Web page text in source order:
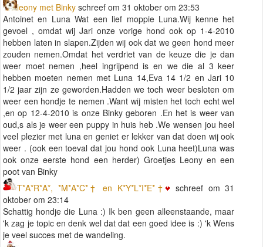
leony met Binky schreef om 31 oktober om 23:53
Antoinet en Luna Wat een lief moppie Luna.Wij kenne het
gevoel , omdat wij Jari onze vorige hond ook op 1-4-2010
hebben laten in slapen.Zijden wij ook dat we geen hond meer
zouden nemen.Omdat het verdriet van de keuze die je dan
weer moet nemen ,heel ingrijpend is en we die al 3 keer
hebben moeten nemen met Luna 14,Eva 14 1/2 en Jari 10
1/2 jaar zijn ze geworden.Hadden we toch weer besloten om
weer een hondje te nemen .Want wij misten het toch echt wel
,en op 12-4-2010 is onze Binky geboren .En het is weer van
oud,s als je weer een puppy in huis heb .We wensen jou heel
veel plezier met luna en geniet er lekker van dat doen wij ook
weer . (ook een toeval dat jou hond ook Luna heet)Luna was
ook onze eerste hond een herder) Groetjes Leony en een
poot van Binky
T*A*R*A*, *M*A*C*† en K*Y*L*I*E*†
schreef om 31
oktober om 23:14
Schattig hondje die Luna :) Ik ben geen alleenstaande, maar
'k zag je topic en denk wel dat dat een goed idee is :) 'k Wens
je veel succes met de wandeling.